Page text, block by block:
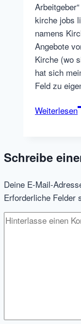
kirche jobs
namens
Angebote
Kirche (wo
hat sich
Feld zu
Weiterlesen
–
Schreibe
Deine E-Mail-
Erforderliche Felder